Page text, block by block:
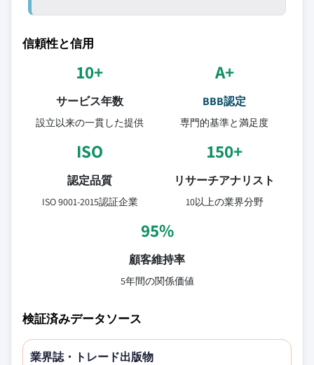
信頼性と信用
10+
サービス年数
設立以来の一貫した提供
A+
BBB認定
専門的基準と満足度
ISO
認定品質
ISO 9001-2015認証企業
150+
リサーチアナリスト
10以上の業界分野
95%
顧客維持率
5年間の関係価値
検証済みデータソース
業界誌・トレード出版物